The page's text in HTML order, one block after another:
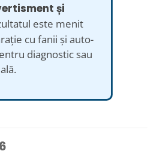
și
este menit
cu fanii și auto-
diagnostic sau